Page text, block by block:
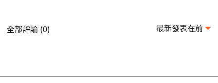
全部評論 (0) 最新發表在前